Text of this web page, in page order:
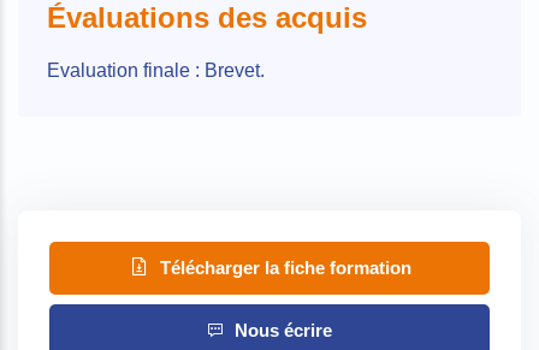
Évaluations des acquis
Evaluation finale : Brevet.
Télécharger la fiche formation
Nous écrire